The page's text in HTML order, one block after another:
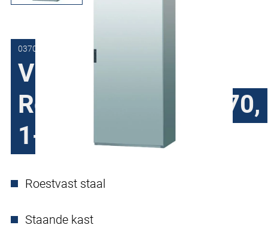
0370-6018-50-00
Vloerstaande kast
Roestvaststaal H370,
1-deurs
Roestvast staal
Staande kast